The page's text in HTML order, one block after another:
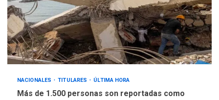
NACIONALES TITULARES ÚLTIMA HORA
Más de 1.500 personas son reportadas como